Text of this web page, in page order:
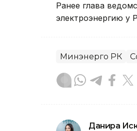
Ранее глава
электроэнергию у
Минэнерго РК
Данира